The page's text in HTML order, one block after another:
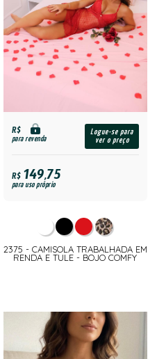
R$
para revenda
Logue-se para
ver o preço
R$149,75
para uso próprio
2375 - CAMISOLA TRABALHADA EM
RENDA E TULE - BOJO COMFY